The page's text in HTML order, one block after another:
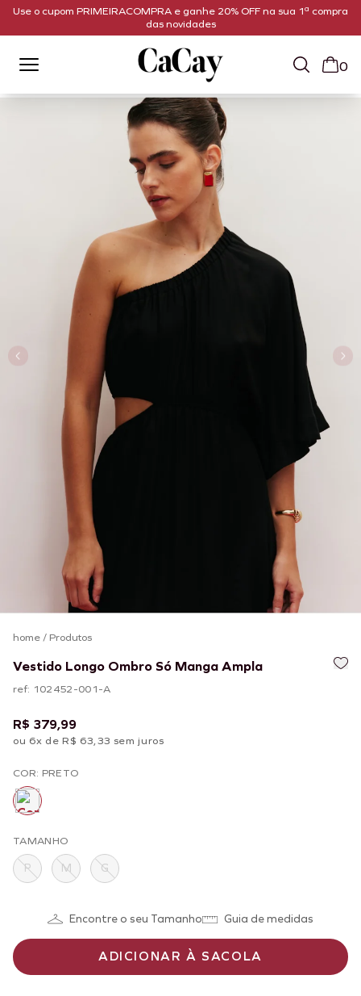
Use o cupom PRIMEIRACOMPRA e ganhe 20% OFF na sua 1ª compra
das novidades
0
home/ Produtos
Vestido Longo Ombro Só Manga Ampla
ref: 102452-001-A
R$ 379,99
ou 6x de R$ 63,33 sem juros
COR: PRETO
TAMANHO
P M G
Encontre o seu Tamanho Guia de medidas
ADICIONAR À SACOLA